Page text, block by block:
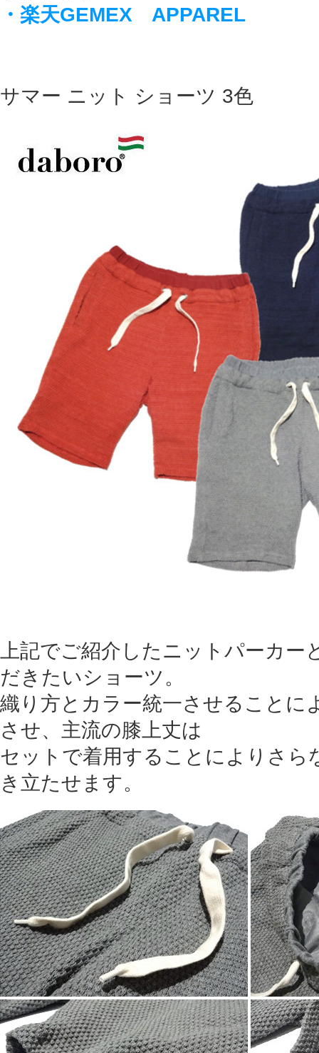
・楽天GEMEX APPAREL
サマー ニット ショーツ 3色
上記でご紹介したニットパーカー
だきたいショーツ。
織り方とカラー統一させることに
させ、主流の膝上丈は
セットで着用することによりさら
き立たせます。